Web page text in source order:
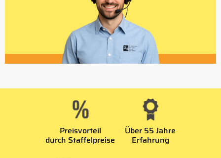
Preisvorteil
durch Staffelpreise
Über 55 Jahre
Erfahrung